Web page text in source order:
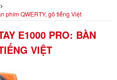
phím QWERTY, gõ tiếng Việt
E1000 PRO: BÀN
VIỆT